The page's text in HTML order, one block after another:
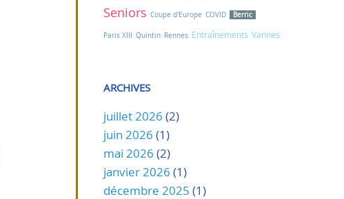
Seniors Coupe d'Europe COVID Berric
Paris XIII Quintin Rennes Entraînements Vannes
ARCHIVES
juillet 2026 (2)
juin 2026 (1)
mai 2026 (2)
janvier 2026 (1)
décembre 2025 (1)